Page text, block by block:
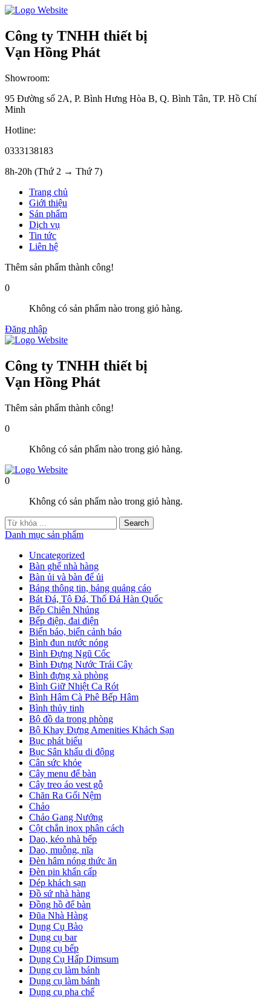
Công ty TNHH thiết bị
Vạn Hồng Phát
Showroom:
95 Đường số 2A, P. Bình Hưng Hòa B, Q. Bình Tân, TP. Hồ Chí
Minh
Hotline:
0333138183
8h-20h (Thứ 2 → Thứ 7)
Trang chủ
Giới thiệu
Sản phẩm
Dịch vụ
Tin tức
Liên hệ
Thêm sản phẩm thành công!
0
Không có sản phẩm nào trong giỏ hàng.
Đăng nhập
Công ty TNHH thiết bị
Vạn Hồng Phát
Thêm sản phẩm thành công!
0
Không có sản phẩm nào trong giỏ hàng.
0
Không có sản phẩm nào trong giỏ hàng.
Danh mục sản phẩm
Uncategorized
Bàn ghế nhà hàng
Bàn ủi và bàn để ủi
Bảng thông tin, bảng quảng cáo
Bát Đá, Tô Đá, Thố Đá Hàn Quốc
Bếp Chiên Nhúng
Bếp điện, đai điện
Biển báo, biển cảnh báo
Bình đun nước nóng
Bình Đựng Ngũ Cốc
Bình Đựng Nước Trái Cây
Bình đựng xà phòng
Bình Giữ Nhiệt Ca Rót
Bình Hâm Cà Phê Bếp Hâm
Bình thủy tinh
Bộ đồ da trong phòng
Bộ Khay Đựng Amenities Khách Sạn
Bục phát biểu
Bục Sân khấu di động
Cân sức khỏe
Cây menu để bàn
Cây treo áo vest gỗ
Chăn Ra Gối Nệm
Chảo
Chảo Gang Nướng
Cột chắn inox phân cách
Dao, kéo nhà bếp
Dao, muỗng, nĩa
Đèn hâm nóng thức ăn
Đèn pin khẩn cấp
Dép khách sạn
Đồ sứ nhà hàng
Đồng hồ để bàn
Đũa Nhà Hàng
Dụng Cụ Bào
Dụng cụ bar
Dụng cụ bếp
Dụng Cụ Hấp Dimsum
Dụng cụ làm bánh
Dụng cụ làm bánh
Dụng cụ pha chế